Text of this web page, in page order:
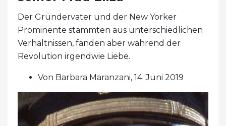
Der Gründervater und der New Yorker
Prominente stammten aus unterschiedlichen
Verhältnissen, fanden aber während der
Revolution irgendwie Liebe.
Von Barbara Maranzani, 14. Juni 2019